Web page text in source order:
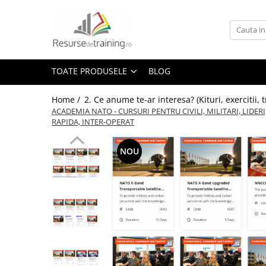
Toate Produsele
dezvolti? (Ce Teme / Competente.. )
Abilitati de Trainer / Evaluator /
Profesor /Consultant / HR /
Psiholog / Facilitator
Abilitati de Vanzare
ANTI: hartuire / mobbing / bullying
/ urmarire / frauda / coruptie
Asumare / Responsabilitate
Atentie si Memorie
CONSULTANTA MILITARA SI DE
TOATE PRODUSELE BLOG
Home / 2. Ce anume te-ar interesa? (Kituri,
ACADEMIA NATO - CURSURI PENTRU CIVILI, MILITARI,
RAPIDA, INTER-OPERAT
NOU